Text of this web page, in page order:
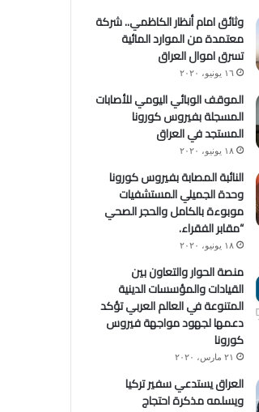
وثائق امام أنظار الكاظمي.. شركة
معتمدة من الموارد المائية
تسرق اموال العراق
١٦ يونيو، ٢٠٢٠
الموقف الوبائي اليومي للأصابات
المسجلة بفيروس كورونا
المستجد في العراق
١٨ يونيو، ٢٠٢٠
النائبة المصابة بفيروس كورونا
وحدة الجميلي المستشفيات
موبوءة بالكامل والحجر الصحي
“مقابر الفقراء.
١٨ يونيو، ٢٠٢٠
منصة الحوار والتعاون بين
القيادات والمؤسسات الدينية
المتنوعة في العالم العربي تؤكد
دعمها لجهود مواجهة فيروس
كورونا
٢١ مارس، ٢٠٢٠
العراق يستدعي سفير تركيا
ويسلمه مذكرة احتجاج